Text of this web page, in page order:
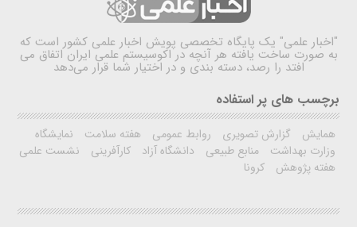
"اخبار علمی" یک پایگاه تخصصی پویش اخبار علمی کشور است که
به صورت ساخت یافته هر آنچه در اکوسیستم علمی ایران اتفاق می
افتد را رصد، دسته بندی و در اختیار شما قرار می‌دهد
برچسب های پر استفاده
همایش گزارش تصویری روابط عمومی هفته سلامت
نمایشگاه
وزارت بهداشت
منابع طبیعی دانشگاه آزاد کارآفرینی
نشست علمی
هفته پژوهش
کرونا